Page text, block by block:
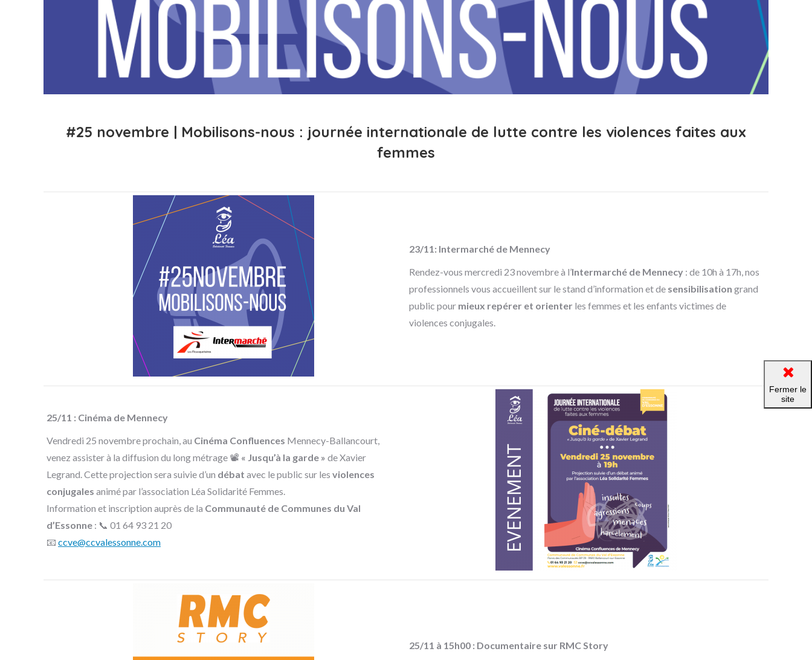
#25 novembre | Mobilisons-nous : journée internationale de lutte contre les violences faites aux
femmes
23/11: Intermarché de Mennecy
Rendez-vous mercredi 23 novembre à l’Intermarché de Mennecy : de 10h à 17h, nos
professionnels vous accueillent sur le stand d’information et de sensibilisation grand
public pour mieux repérer et orienter les femmes et les enfants victimes de
violences conjugales.
25/11 : Cinéma de Mennecy
Vendredi 25 novembre prochain, au Cinéma Confluences Mennecy-Ballancourt,
venez assister à la diffusion du long métrage 📽️ « Jusqu’à la garde » de Xavier
Legrand. Cette projection sera suivie d’un débat avec le public sur les violences
conjugales animé par l’association Léa Solidarité Femmes.
Information et inscription auprès de la Communauté de Communes du Val
d’Essonne : 📞 01 64 93 21 20
📧 ccve@ccvalessonne.com
25/11 à 15h00 : Documentaire sur RMC Story
Fermer le
site